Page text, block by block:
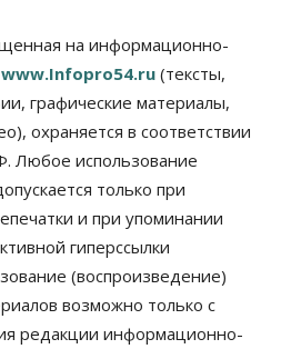
Новости
новый кампус КРСУ:
студентов и 30 миллиардов
студентам помогают
через культуру
компромиссы по
КРТ в Новосибирске
на информационно-
www.Infopro54.ru (тексты,
графические материалы,
охраняется в соответствии
Любое использование
только при
и при упоминании
гиперссылки
(воспроизведение)
возможно только с
редакции информационно-